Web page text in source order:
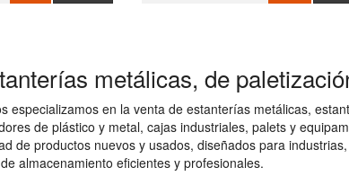
metálicas, de
especializamos en la venta de estanterías metálicas,
de plástico y metal, cajas industriales, palets y
de productos nuevos y usados, diseñados para
almacenamiento eficientes y profesionales.